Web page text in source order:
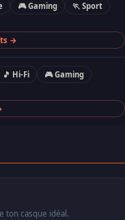
🎮 Gaming
🏃 Sport
→
🎵 Hi-Fi
🎮 Gaming
ton casque idéal.